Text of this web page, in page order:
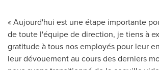
« Aujourd'hui est une étape importante
de toute l'équipe de direction, je tiens à
gratitude à tous nos employés pour leur
leur dévouement au cours des derniers